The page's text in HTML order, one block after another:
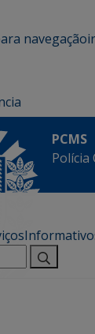
navegação
PCMS
Polícia